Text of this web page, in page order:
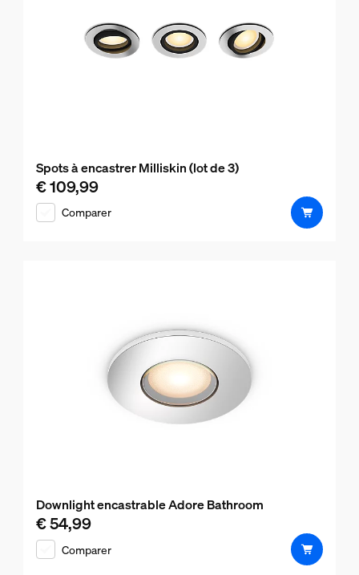
Spots à encastrer Milliskin (lot de 3)
Le prix actuel est € 109,99
€ 109,99
Comparer
Downlight encastrable Adore Bathroom
Le prix actuel est € 54,99
€ 54,99
Comparer